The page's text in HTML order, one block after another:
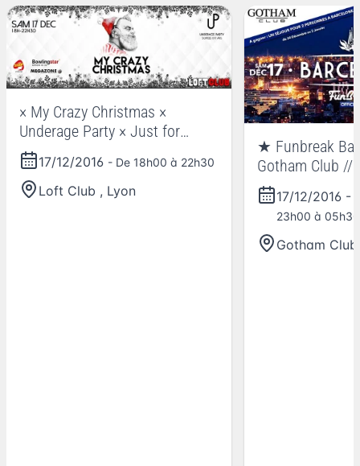
× My Crazy Christmas ×
Underage Party × Just for
13/17 years
17/12/2016 - De 18h00 à 22h30
Loft Club , Lyon
★ Funbreak
Gotham Club //
décembre
17/12/2016 -
23h00 à 05h30
Gotham